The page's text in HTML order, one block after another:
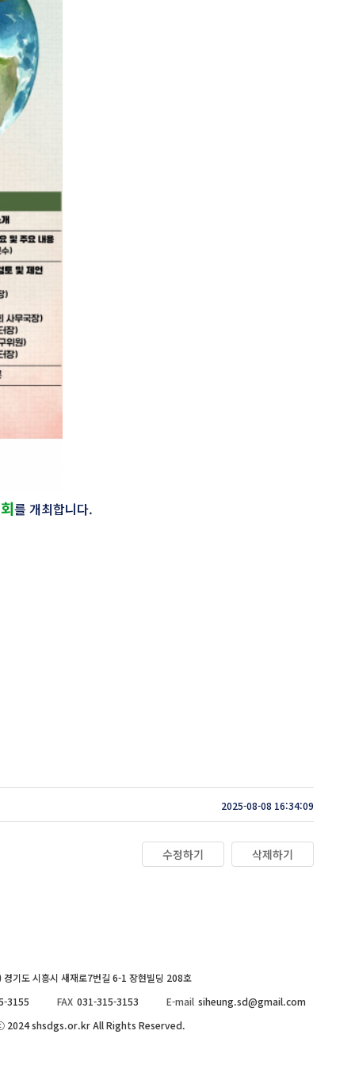
를 개최합니다.
2025-08-08 16:34:09
수정하기 삭제하기
기도 시흥시 새재로7번길 6-1 장현빌딩 208호
3155
FAX 031-315-3153 E-mail siheung.sd@gmail.com
shsdgs.or.kr All Rights Reserved.